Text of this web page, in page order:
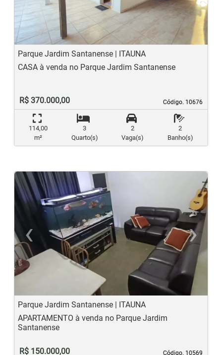
Parque Jardim Santanense | ITAUNA
Código. 10676
Código. 10676
CASA à venda no Parque Jardim Santanense
R$ 370.000,00
114,00
m²
3
Quarto(s)
2
Vaga(s)
2
Banho(s)
‹
Previous
›
Parque Jardim Santanense | ITAUNA
Código. 10569
Código. 10569
APARTAMENTO à venda no Parque Jardim
Santanense
R$ 150.000,00